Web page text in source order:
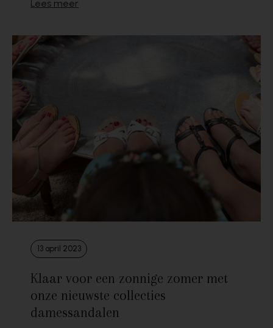
Lees meer
13 april 2023
Klaar voor een zonnige zomer met
onze nieuwste collecties
damessandalen